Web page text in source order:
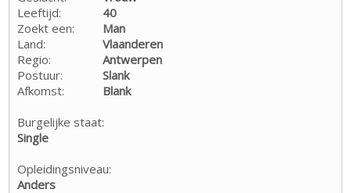
Leeftijd:
40
Zoekt een:
Man
Land:
Vlaanderen
Regio:
Antwerpen
Postuur:
Slank
Afkomst:
Blank
Burgelijke staat:
Single
Opleidingsniveau:
Anders